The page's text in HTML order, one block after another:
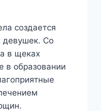
создается
девушек. Со
в щеках
в образовании